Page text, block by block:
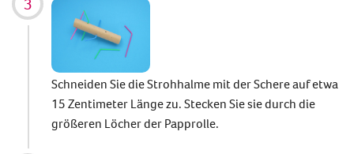
Schneiden Sie die Strohhalme mit der Schere auf etwa
15 Zentimeter Länge zu. Stecken Sie sie durch die
größeren Löcher der Papprolle.